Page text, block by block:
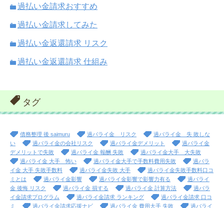
過払い金請求おすすめ
過払い金請求してみた
過払い金返還請求 リスク
過払い金返還請求 仕組み
タグ
債務整理 後 saimuru 過バライ金 リスク
過バライ金 失 敗しな
い
過バライ金の会社リスク 過バライ金デメリット
過バライ金
デメリットで失敗
過バライ金 報酬 失敗
過バライ金大手 大失敗
過バライ金 大手 怖い
過バライ金大手で手数料費用失敗
過バラ
イ金 大手 失敗手数料
過バライ金失敗 大手
過バライ金失敗手数料口コ
ミとは
過バライ金影響 過バライ金影響で影響力有る
過バライ
金 後悔 リスク
過バライ金 損する 過バライ金 計算方法
過バラ
イ金請求プログラム
過バライ金請求 ランキング
過バライ金請求 口コ
ミ
過バライ金請求応援ナビ 過バライ金 費用大手 失敗 過バライ